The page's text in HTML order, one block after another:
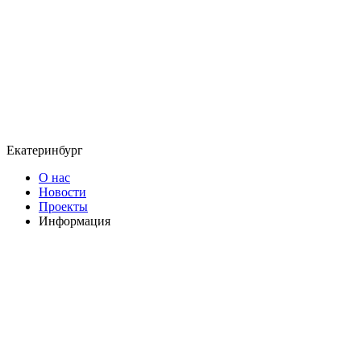
Екатеринбург
О нас
Новости
Проекты
Информация